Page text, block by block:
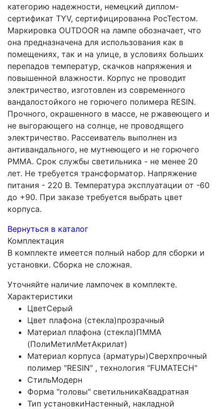
категорию надежности, немецкий диплом-
сертификат TYV, сертифицированна РосТестом.
Маркировка OUTDOOR на лампе обозначает, что
она предназначена для использования как в
помещениях, так и на улице, в условиях больших
перепадов температур, скачков напряжения и
повышенной влажности. Корпус не проводит
электричество, изготовлен из современного
вандалостойкого не горючего полимера RESIN.
Прочного, окрашенного в массе, не ржавеющего и
не выгорающего на солнце, не проводящего
электричество. Рассеиватель выполнен из
антивандального, не мутнеющего и не горючего
PMMA. Срок службы светильника - не менее 20
лет. Не требуется трансформатор. Напряжение
питания - 220 В. Температура эксплуатации от -60
до +90. При заказе требуется выбрать цвет
корпуса.
Вернуться в каталог
Комплектация
В комплекте имеется полный набор для сборки и
установки. Сборка не сложная.
Уточняйте наличие лампочек в комплекте.
Характеристики
ЦветСерый
Цвет плафона (стекла)прозрачный
Материал плафона (стекла)ПММА
(ПолиМетилМетАкрилат)
Материал корпуса (арматуры)Сверхпрочный
полимер "RESIN" , технология "FUMATECH"
СтильМодерн
Форма "головы" светильникаКвадратная
Тип установкиНастенный, накладной